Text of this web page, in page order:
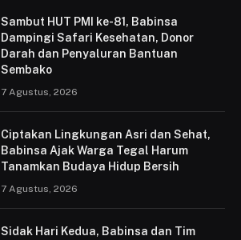
Sambut HUT PMI ke-81, Babinsa
Dampingi Safari Kesehatan, Donor
Darah dan Penyaluran Bantuan
Sembako
7 Agustus, 2026
Ciptakan Lingkungan Asri dan Sehat,
Babinsa Ajak Warga Tegal Harum
Tanamkan Budaya Hidup Bersih
7 Agustus, 2026
Sidak Hari Kedua, Babinsa dan Tim